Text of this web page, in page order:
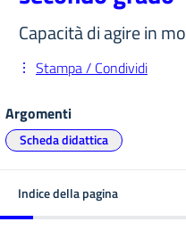
Capacità di agire in
Stampa / Condividi
Argomenti
Scheda didattica
Indice della pagina